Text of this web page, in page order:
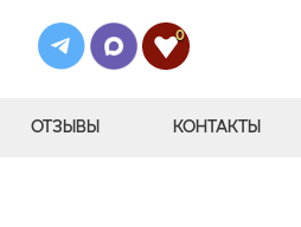
0
ОТЗЫВЫ КОНТАКТЫ